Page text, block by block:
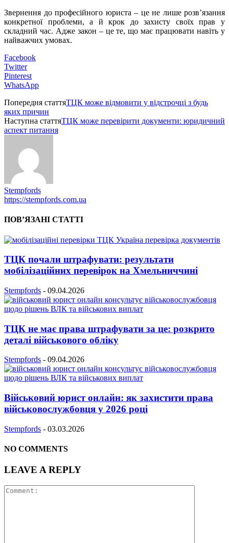
Звернення до професійного юриста – це не лише розв’язання
конкретної проблеми, а й крок до захисту своїх прав у
складний час. Адже закон – це те, що має працювати навіть у
найважчих умовах.
Facebook
Twitter
Pinterest
WhatsApp
Попередня статтяТЦК може відмовити у відстрочці з будь
яких причин
Наступна статтяТЦК може перевірити документи: юридичний
аспект питання
Stempfords
https://stempfords.com.ua
ПОВ’ЯЗАНІ СТАТТІ
ТЦК почали штрафувати: результати
мобілізаційних перевірок на Хмельниччині
Stempfords - 09.04.2026
ТЦК не має права штрафувати за це: розкрито
деталі військового обліку
Stempfords - 09.04.2026
Військовий юрист онлайн: як захистити права
військовослужбовця у 2026 році
Stempfords - 03.03.2026
NO COMMENTS
LEAVE A REPLY